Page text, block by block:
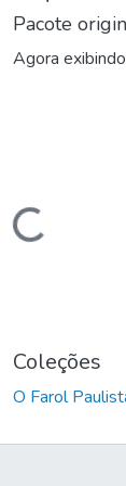
Pacote
Agora exibindo
Carregando...
Coleções
O Farol